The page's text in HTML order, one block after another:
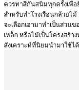
ควรทาสีกันสนิมทุกครั้งเพื่อ
สำหรับทำโรงเรือนกล้วยไ
จะเลือกเอามาทำเป็นส่วนข
เหล็ก หรือไม้เป็นโครงสร้า
สังเคราะห์ที่นิยมนำมาใช้ไ